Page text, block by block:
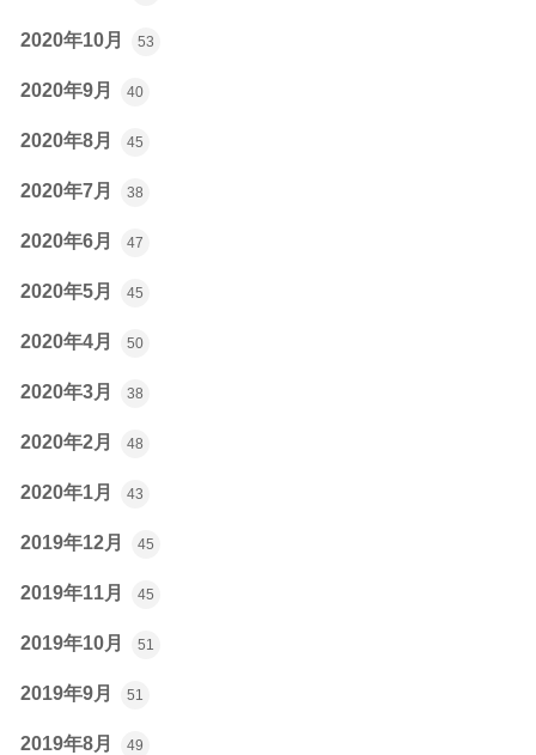
2020年10月 53
2020年9月 40
2020年8月 45
2020年7月 38
2020年6月 47
2020年5月 45
2020年4月 50
2020年3月 38
2020年2月 48
2020年1月 43
2019年12月 45
2019年11月 45
2019年10月 51
2019年9月 51
2019年8月 49